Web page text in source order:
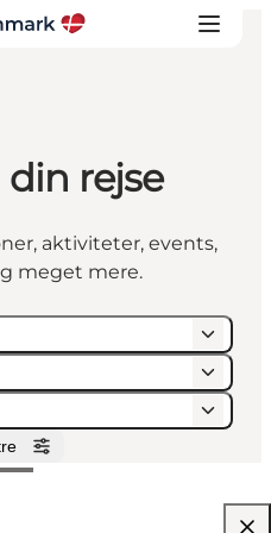
rejse
aktiviteter, events,
meget mere.